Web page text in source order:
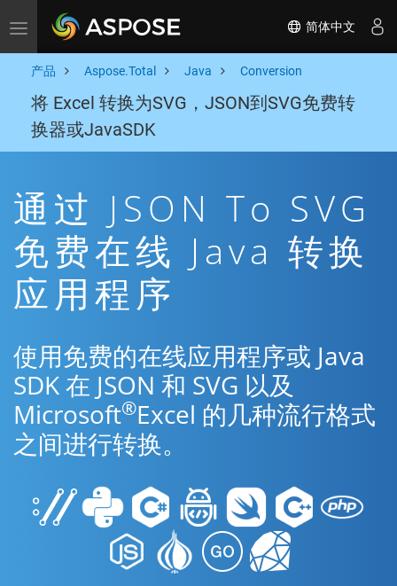
Toggle navigation 简体中文
产品 Aspose.Total Java Conversion
将 Excel 转换为SVG，JSON到SVG免费转
换器或JavaSDK
通过 JSON To SVG
免费在线 Java 转换
应用程序
使用免费的在线应用程序或 Java
SDK 在 JSON 和 SVG 以及
Microsoft®Excel 的几种流行格式
之间进行转换。